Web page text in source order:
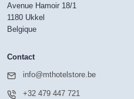
Avenue Hamoir 18/1
1180 Ukkel
Belgique
Contact
info@mthotelstore.be
+32 479 447 721